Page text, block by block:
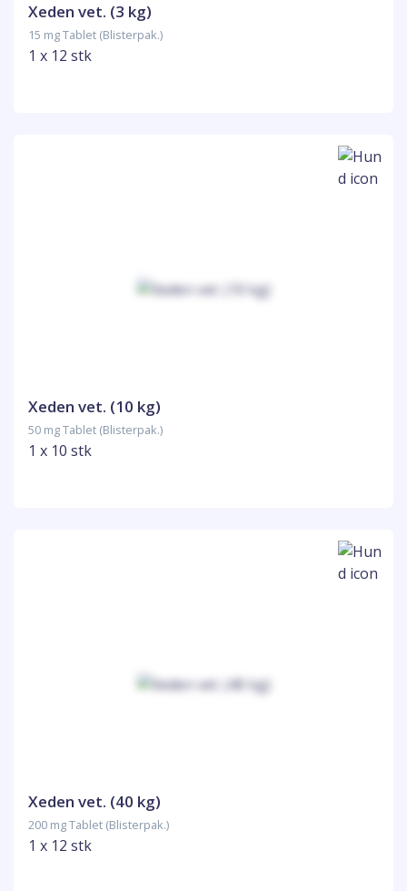
Xeden vet. (3 kg)
15 mg Tablet (Blisterpak.)
1 x 12 stk
Xeden vet. (10 kg)
50 mg Tablet (Blisterpak.)
1 x 10 stk
Xeden vet. (40 kg)
200 mg Tablet (Blisterpak.)
1 x 12 stk